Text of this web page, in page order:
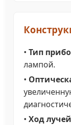
• Тип
лампой.
•
• Ход